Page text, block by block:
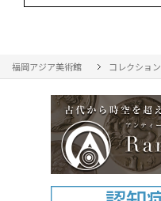
福岡アジア美術館 コレクション